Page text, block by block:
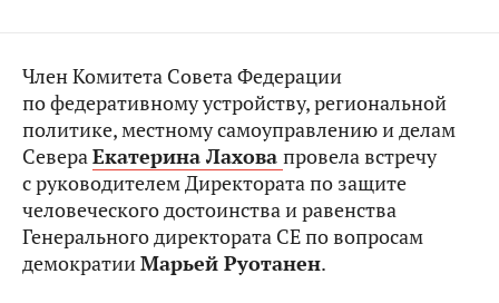
Член Комитета Совета Федерации
по федеративному устройству, региональной
политике, местному самоуправлению и делам
СевераЕкатерина Лахова провела встречу
с руководителем Директората по защите
человеческого достоинства и равенства
Генерального директората СЕ по вопросам
демократииМарьей Руотанен.